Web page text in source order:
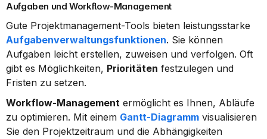
Aufgaben und Workflow-Management
Aufgabenverwaltungsfunktionen. Sie können
Aufgaben leicht erstellen, zuweisen und verfolgen. Oft
gibt es Möglichkeiten, Prioritäten festzulegen und
Fristen zu setzen.
Workflow-Management ermöglicht es Ihnen, Abläufe
zu optimieren. Mit einem Gantt-Diagramm visualisieren
Sie den Projektzeitraum und die Abhängigkeiten